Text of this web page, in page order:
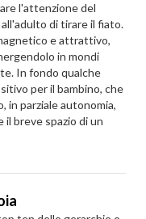
l'attenzione del
di tirare il fiato.
e attrattivo,
in mondi
In fondo qualche
per il bambino, che
in parziale autonomia,
breve spazio di un